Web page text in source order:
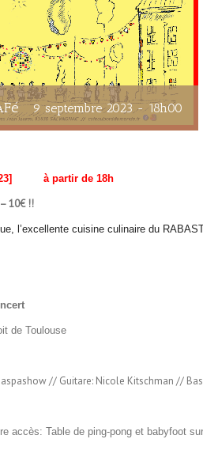
9 septembre 2023 - 18h00
à partir de 18h
– 10€ !!
l’excellente cuisine culinaire du
de Toulouse
// Guitare: Nicole Kitschman //
accès: Table de ping-pong et babyfoot